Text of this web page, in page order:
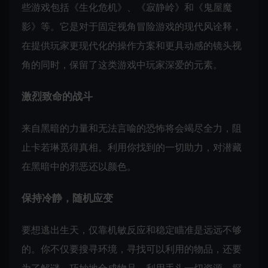
些游戏包括《生化危机》、《寂静岭》和《鬼屋魔
影》等。它是对于固定视角冒险游戏的现代风诠释，
在提供玩家更现代化的操作方案和更具动感的镜头视
角的同时，保留了这类游戏中玩家深爱的元素。
激烈致命的战斗
来自黑暗的力量和无法言喻的恐怖将会竭尽全力，阻
止卡若琳觅得真相。利用你找到的一切助力，对潜藏
在黑暗中的邪恶还以颜色。
保持冷静，随机应变
要想逃出生天，仅靠机敏反应和稳定瞄准是远远不够
的。你不仅要搜寻环境，寻找可以利用的物品，还要